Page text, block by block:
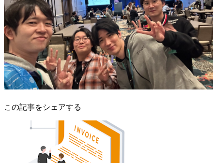
この記事をシェアする